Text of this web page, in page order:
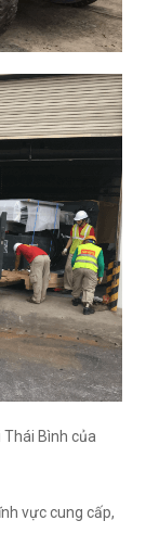
Bình của
vực cung cấp,